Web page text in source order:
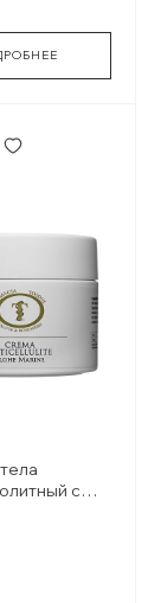
с
anticel